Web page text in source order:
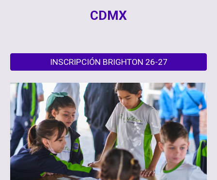
CDMX
INSCRIPCIÓN BRIGHTON 26-27